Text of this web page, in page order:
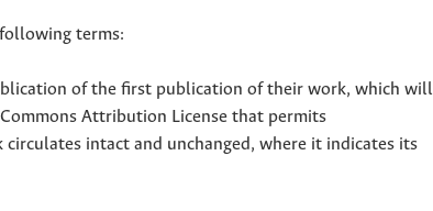
terms:
of the first publication of their work, which will
Attribution License that permits
intact and unchanged, where it indicates its